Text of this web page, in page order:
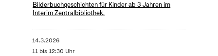
Bilderbuchgeschichten für Kinder ab 3 Jahren im
Interim Zentralbibliothek.
14.3.2026
11 bis 12:30 Uhr